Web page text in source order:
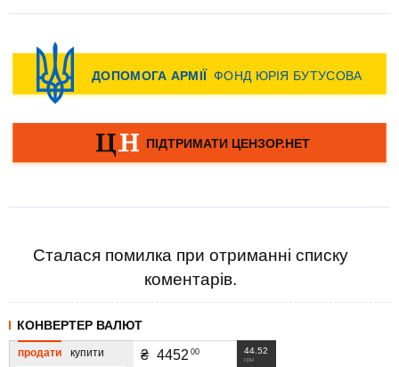
Сталася помилка при отриманні списку
коментарів.
КОНВЕРТЕР ВАЛЮТ
продати купити 44.52
грн
₴ 4452 00